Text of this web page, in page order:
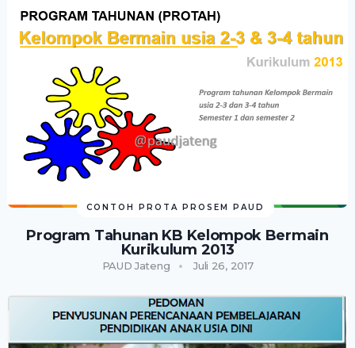
CONTOH PROTA PROSEM PAUD
Program Tahunan KB Kelompok Bermain
Kurikulum 2013
PAUD Jateng Juli 26, 2017